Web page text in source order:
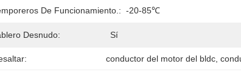
De Funcionamiento.: -20-85℃
Desnudo: Sí
conductor del motor del bldc ,